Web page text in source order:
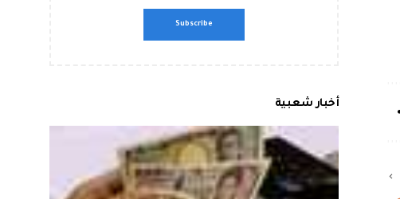
أخبار شعبية